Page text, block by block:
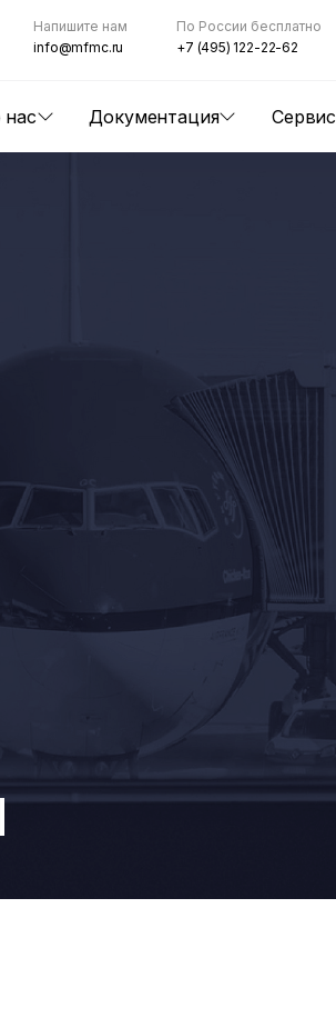
Документация Сервис
Напишите нам
info@mfmc.ru
По России бесплатно
+7 (495) 122-22-62